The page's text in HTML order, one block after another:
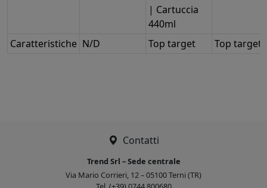
| Cartuccia
440ml
Caratteristiche N/D Top target Top target
Contatti
Trend Srl – Sede centrale
Via Mario Corrieri, 12 – 05100 Terni (TR)